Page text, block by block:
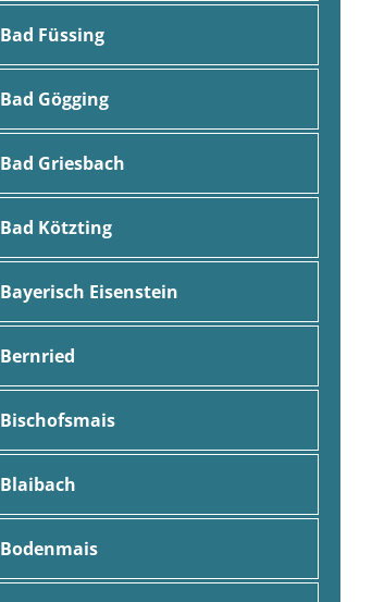
Bad Füssing
Bad Gögging
Bad Griesbach
Bad Kötzting
Bayerisch Eisenstein
Bernried
Bischofsmais
Blaibach
Bodenmais